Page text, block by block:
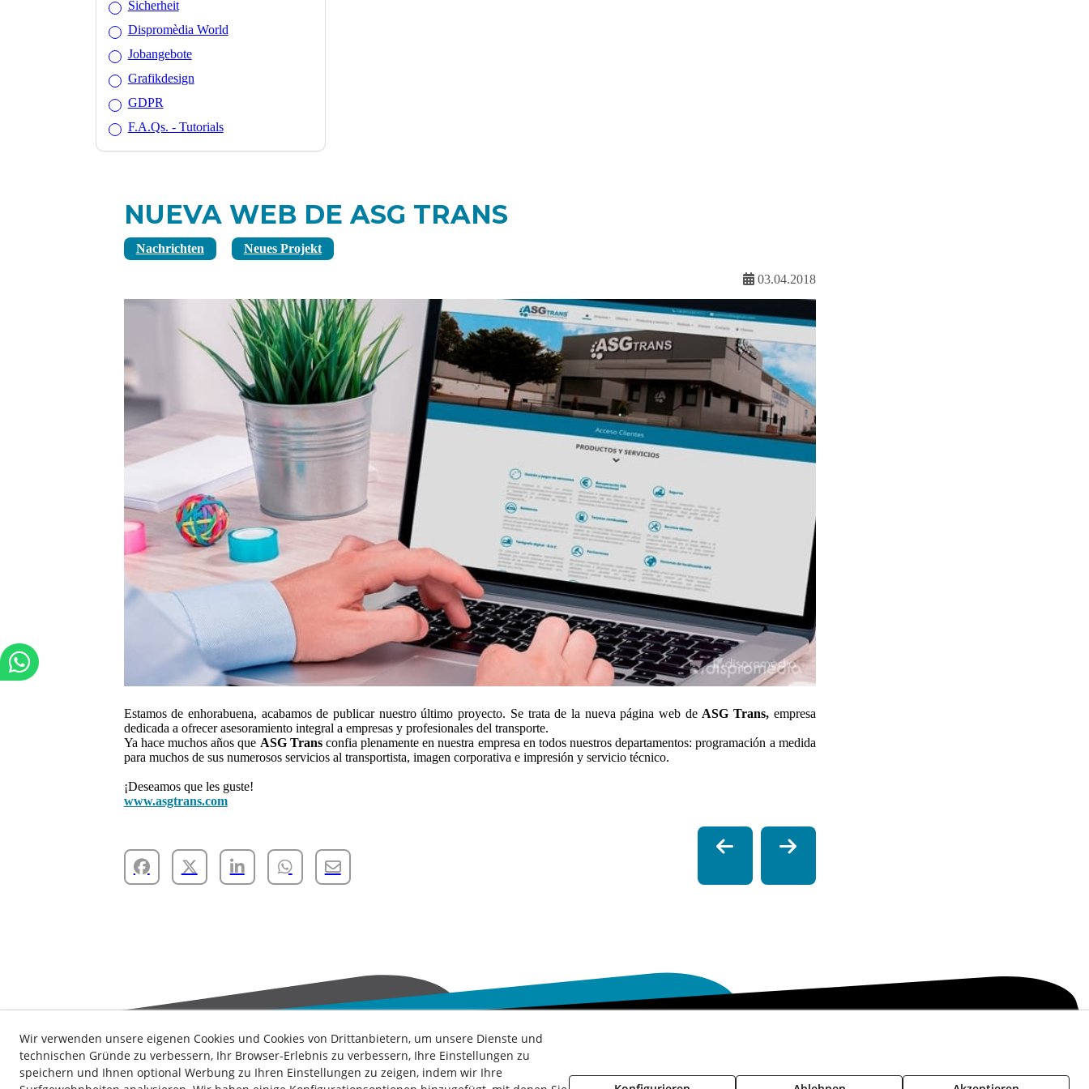
Sicherheit
Dispromèdia World
Jobangebote
Grafikdesign
GDPR
F.A.Qs. - Tutorials
NUEVA WEB DE ASG TRANS
Nachrichten Neues Projekt
03.04.2018
Estamos de enhorabuena, acabamos de publicar nuestro último proyecto. Se trata de la nueva página web de ASG Trans, empresa
dedicada a ofrecer asesoramiento integral a empresas y profesionales del transporte.
Ya hace muchos años que ASG Trans confia plenamente en nuestra empresa en todos nuestros departamentos: programación a medida
para muchos de sus numerosos servicios al transportista, imagen corporativa e impresión y servicio técnico.
¡Deseamos que les guste!
www.asgtrans.com
Kontakt Nachrichten Datenschutz-Bestimmungen Kochrichtlinie Rechtsberatung Geschäftsbedingungen Whistleblowing Channel Política de seguridad - ENS
Dienststatus
Wir verwenden unsere eigenen Cookies und Cookies von Drittanbietern, um unsere Dienste und
technischen Gründe zu verbessern, Ihr Browser-Erlebnis zu verbessern, Ihre Einstellungen zu
speichern und Ihnen optional Werbung zu Ihren Einstellungen zu zeigen, indem wir Ihre